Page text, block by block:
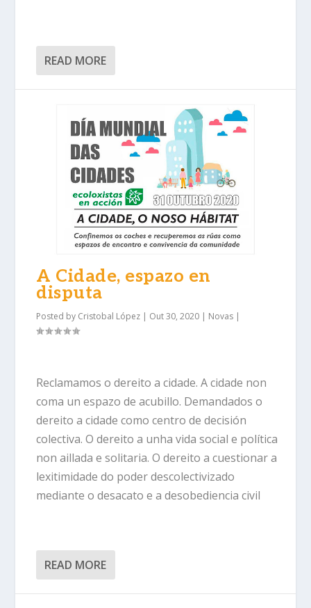
READ MORE
A Cidade, espazo en
disputa
Posted by Cristobal López | Out 30, 2020 | Novas |
Reclamamos o dereito a cidade. A cidade non
coma un espazo de acubillo. Demandados o
dereito a cidade como centro de decisión
colectiva. O dereito a unha vida social e política
non aillada e solitaria. O dereito a cuestionar a
lexitimidade do poder descolectivizado
mediante o desacato e a desobediencia civil
READ MORE